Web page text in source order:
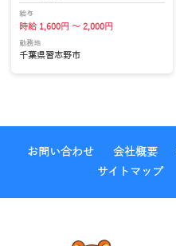
給与
時給 1,600円 ～ 2,000円
勤務地
千葉県習志野市
お問い合わせ 会社概要
サイトマップ